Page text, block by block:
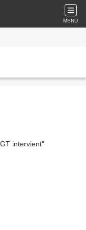
MENU